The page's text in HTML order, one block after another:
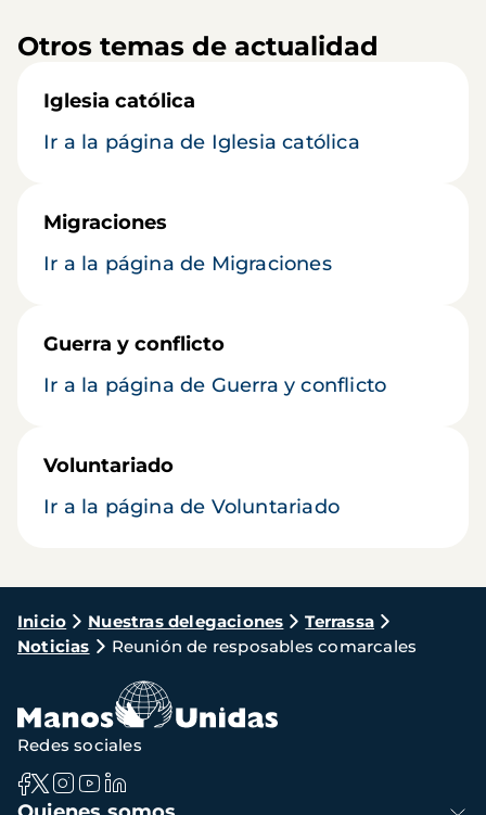
Otros temas de actualidad
Iglesia católica
Ir a la página de Iglesia católica
Migraciones
Ir a la página de Migraciones
Guerra y conflicto
Ir a la página de Guerra y conflicto
Voluntariado
Ir a la página de Voluntariado
Ruta
de
navegación
Inicio Nuestras delegaciones
Terrassa
Noticias
Reunión de resposables comarcales
Navegación
Redes sociales